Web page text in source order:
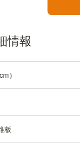
一枚当たりの移動
情報
）
板